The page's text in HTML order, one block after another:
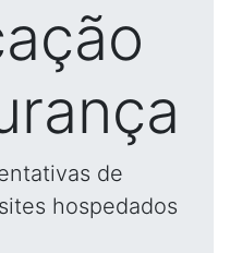
de
hospedados